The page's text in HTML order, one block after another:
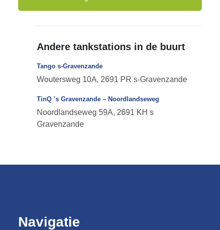
Andere tankstations in de buurt
Tango s-Gravenzande
Woutersweg 10A, 2691 PR s-Gravenzande
TinQ ’s Gravenzande – Noordlandseweg
Noordlandseweg 59A, 2691 KH s
Gravenzande
Navigatie